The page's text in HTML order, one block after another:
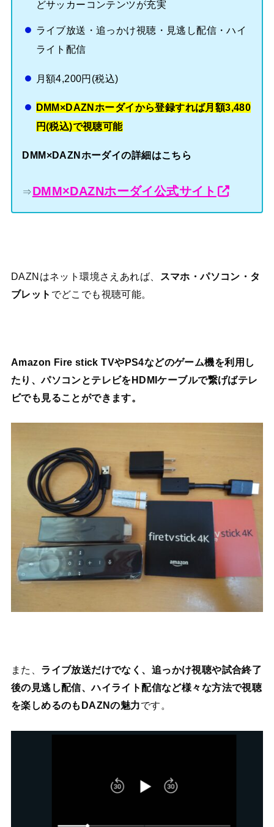
どサッカーコンテンツが充実
ライブ放送・追っかけ視聴・見逃し配信・ハイ
ライト配信
月額4,200円(税込)
DMM×DAZNホーダイから登録すれば月額3,480
円(税込)で視聴可能
DMM×DAZNホーダイの詳細はこちら
⇒DMM×DAZNホーダイ公式サイト
DAZNはネット環境さえあれば、
スマホ・パソコン・タ
ブレット でどこでも視聴可能。
Amazon Fire stick TVやPS4などのゲーム機を利用し
たり、パソコンとテレビをHDMIケーブルで繋げばテレ
ビでも見ることができます。
また、 ライブ放送だけでなく、追っかけ視聴や試合終了
後の見逃し配信、ハイライト配信など様々な方法で視聴
を楽しめるのもDAZNの魅力です。